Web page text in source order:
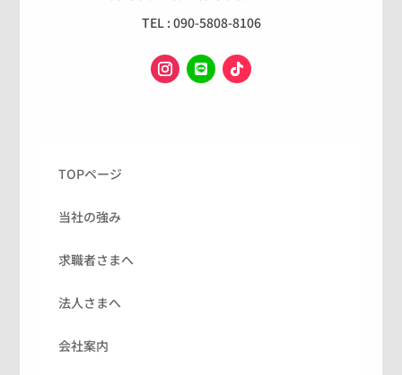
TEL : 090-5808-8106
TOPページ
当社の強み
求職者さまへ
法人さまへ
会社案内